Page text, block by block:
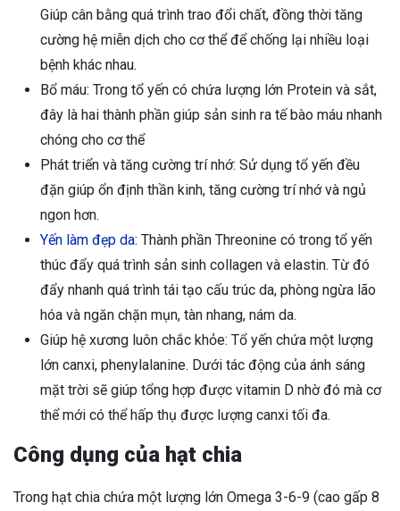
Giúp cân bằng quá trình trao đổi chất, đồng thời tăng
cường hệ miễn dịch cho cơ thể để chống lại nhiều loại
bệnh khác nhau.
Bổ máu: Trong tổ yến có chứa lượng lớn Protein và sắt,
đây là hai thành phần giúp sản sinh ra tế bào máu nhanh
chóng cho cơ thể
Phát triển và tăng cường trí nhớ: Sử dụng tổ yến đều
đặn giúp ổn định thần kinh, tăng cường trí nhớ và ngủ
ngon hơn.
Yến làm đẹp da: Thành phần Threonine có trong tổ yến
thúc đẩy quá trình sản sinh collagen và elastin. Từ đó
đẩy nhanh quá trình tái tạo cấu trúc da, phòng ngừa lão
hóa và ngăn chặn mụn, tàn nhang, nám da.
Giúp hệ xương luôn chắc khỏe: Tổ yến chứa một lượng
lớn canxi, phenylalanine. Dưới tác động của ánh sáng
mặt trời sẽ giúp tổng hợp được vitamin D nhờ đó mà cơ
thể mới có thể hấp thụ được lượng canxi tối đa.
Công dụng của hạt chia
Trong hạt chia chứa một lượng lớn Omega 3-6-9 (cao gấp 8